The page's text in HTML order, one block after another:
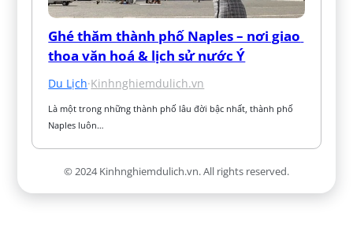
Ghé thăm thành phố Naples – nơi giao
thoa văn hoá & lịch sử nước Ý
Du Lịch·Kinhnghiemdulich.vn
Là một trong những thành phố lâu đời bậc nhất, thành phố
Naples luôn…
© 2024 Kinhnghiemdulich.vn. All rights reserved.